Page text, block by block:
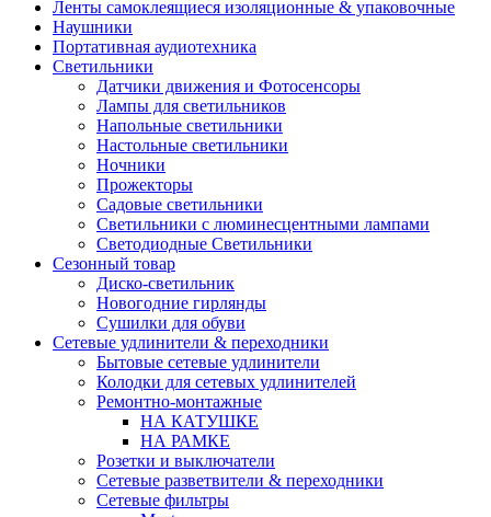
Ленты самоклеящиеся изоляционные & упаковочные
Наушники
Портативная аудиотехника
Светильники
Датчики движения и Фотосенсоры
Лампы для светильников
Напольные светильники
Настольные светильники
Ночники
Прожекторы
Садовые светильники
Светильники с люминесцентными лампами
Светодиодные Светильники
Сезонный товар
Диско-светильник
Новогодние гирлянды
Сушилки для обуви
Сетевые удлинители & переходники
Бытовые сетевые удлинители
Колодки для сетевых удлинителей
Ремонтно-монтажные
НА КАТУШКЕ
НА РАМКЕ
Розетки и выключатели
Сетевые разветвители & переходники
Сетевые фильтры